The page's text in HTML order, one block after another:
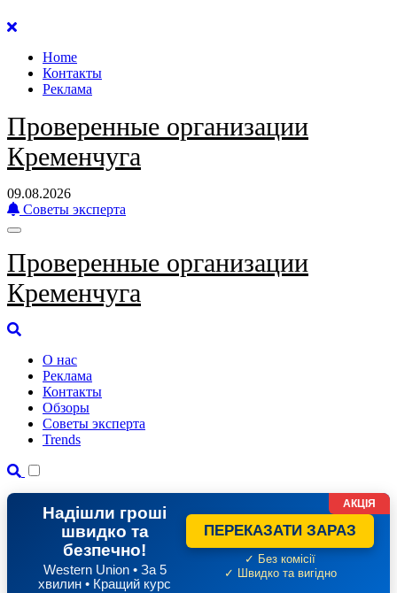
Перейти
содержанию
Home
Контакты
Реклама
Проверенные организации
Кременчуга
09.08.2026
Советы эксперта
Проверенные организации
Кременчуга
О нас
Реклама
Контакты
Обзоры
Советы эксперта
Trends
Надішли гроші
швидко та
безпечно!
Western Union • За 5
хвилин • Кращий курс
ПЕРЕКАЗАТИ ЗАРАЗ
✓ Без комісії
✓ Швидко та вигідно
АКЦІЯ